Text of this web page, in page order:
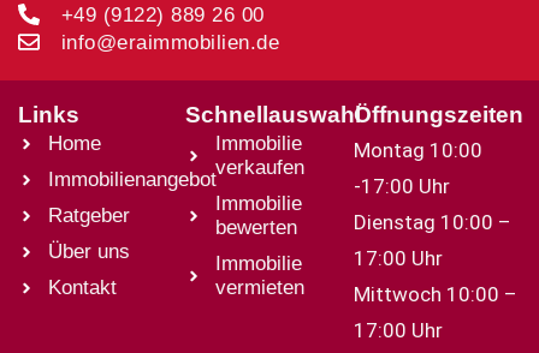
+49 (9122) 889 26 00
info@eraimmobilien.de
Links
Home
Immobilienangebot
Ratgeber
Über uns
Kontakt
Schnellauswahl
Immobilie
verkaufen
Immobilie
bewerten
Immobilie
vermieten
Öffnungszeiten
Montag 10:00
-17:00 Uhr
Dienstag 10:00 –
17:00 Uhr
Mittwoch 10:00 –
17:00 Uhr